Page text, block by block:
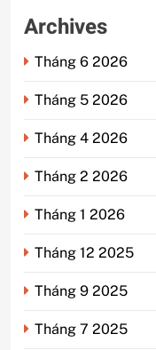
Archives
Tháng 6 2026
Tháng 5 2026
Tháng 4 2026
Tháng 2 2026
Tháng 1 2026
Tháng 12 2025
Tháng 9 2025
Tháng 7 2025